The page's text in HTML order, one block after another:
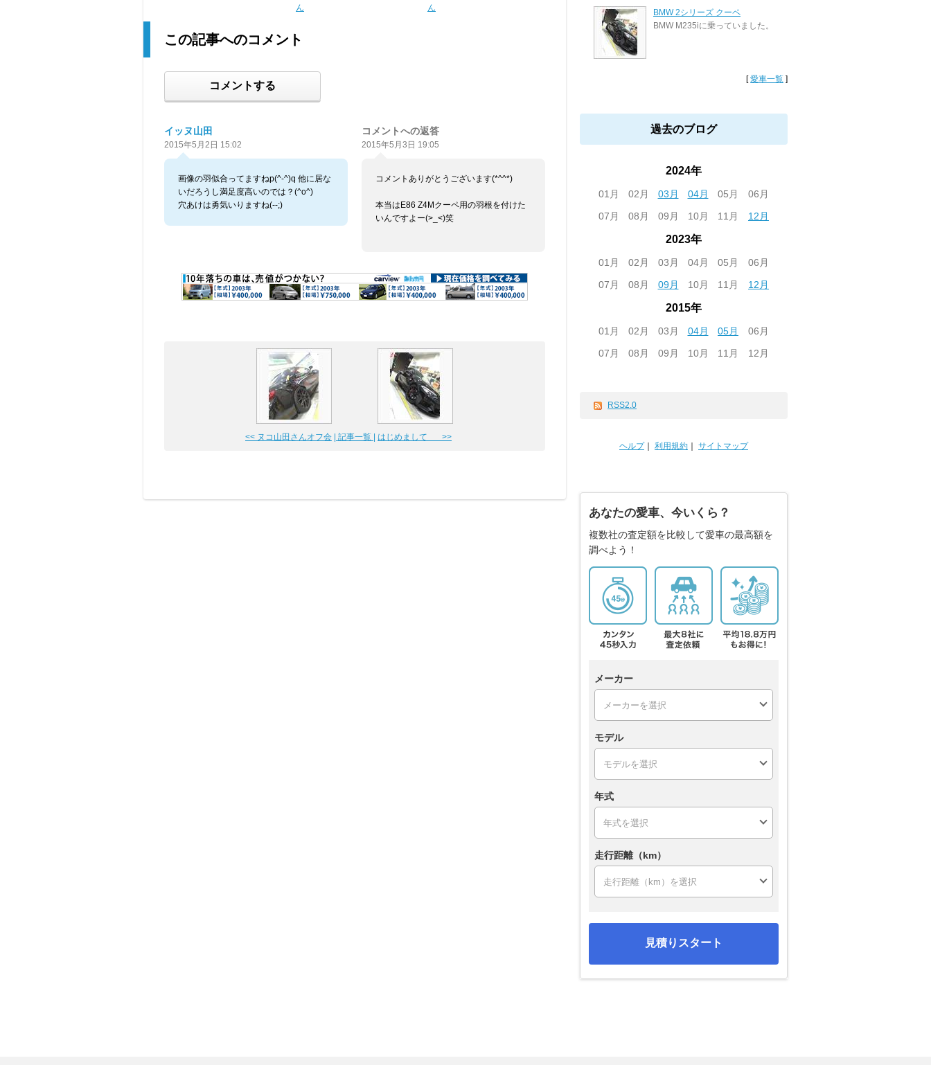
ん
ん
この記事へのコメント
コメントする
イッヌ山田
2015年5月2日 15:02
画像の羽似合ってますねp(^-^)q 他に居な
いだろうし満足度高いのでは？(^o^)
穴あけは勇気いりますね(--;)
コメントへの返答
2015年5月3日 19:05
コメントありがとうございます(*^^*)
本当はE86 Z4Mクーペ用の羽根を付けた
いんですよー(>_<)笑
<< ヌコ山田さんオフ会 | 記事一覧 | はじめまして >>
BMW 2シリーズ クーペ
BMW M235iに乗っていました。
[愛車一覧 ]
過去のブログ
2024年
01月 02月 03月 04月 05月
06月
07月
08月 09月 10月 11月 12月
2023年
01月 02月 03月 04月 05月
06月
07月
08月 09月 10月 11月 12月
2015年
01月 02月 03月 04月 05月
06月
07月
08月 09月 10月 11月 12月
RSS2.0
ヘルプ｜ 利用規約 サイトマップ
あなたの愛車、今いくら？
複数社の査定額を比較して愛車の最高額を
調べよう！
メーカー
モデル
年式
走行距離（km）
見積りスタート